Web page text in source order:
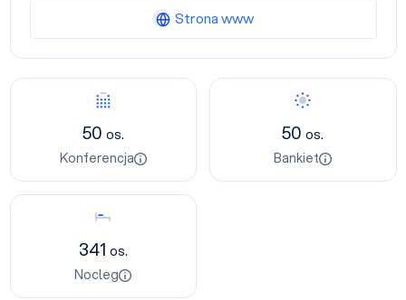
Konferencja
50 os.
Konferencja
Bankiet
50os.
Bankiet
Nocleg
341 os.
Nocleg
Strona www